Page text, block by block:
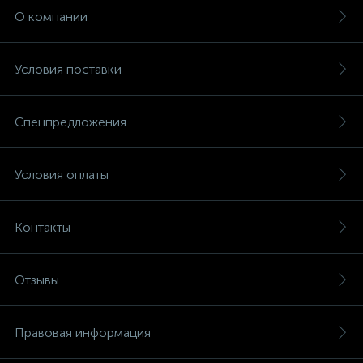
открытии крана с водой.
·По мощности и производительности.
В ассортименте Climbo.ru присутствуют модели
для различных условий эксплуатации.
оборудования составляет от 5 до 15 л/мин,
отличающиеся экономичностью маленькие
оборудования стоит отметить использование
теплообменников из бескислородной меди и
образованию накипи. Узнать подробную
консультантов магазина газовых колонок
Climbo.ru.
О компании
Условия поставки
Спецпредложения
Условия оплаты
Контакты
Отзывы
Правовая информация